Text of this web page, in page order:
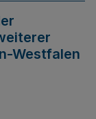
Westfalen